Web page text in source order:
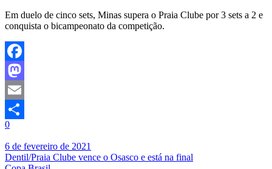
Em duelo de cinco sets, Minas supera o Praia Clube por 3 sets a 2 e
conquista o bicampeonato da competição.
Facebook
Mastodon
Email
Share
0
6 de fevereiro de 2021
Dentil/Praia Clube vence o Osasco e está na final